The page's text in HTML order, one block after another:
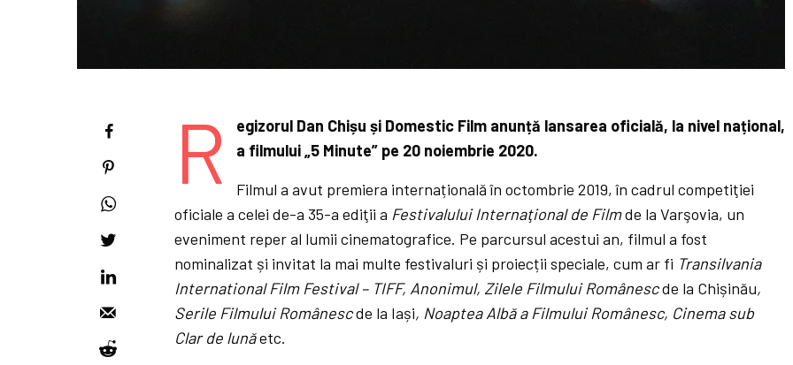
R
egizorul Dan Chișu și Domestic Film anunță lansarea oficială, la nivel național,
a filmului „5 Minute” pe 20 noiembrie 2020.
Filmul a avut premiera internațională în octombrie 2019, în cadrul competiţiei
oficiale a celei de-a 35-a ediţii a Festivalului Internaţional de Filmde la Varşovia, un
eveniment reper al lumii cinematografice. Pe parcursul acestui an, filmul a fost
nominalizat și invitat la mai multe festivaluri și proiecții speciale, cum ar fi Transilvania
International Film Festival – TIFF, Anonimul, Zilele Filmului Românescde la Chișinău,
Serile Filmului Românescde la Iași, Noaptea Albă a Filmului Românesc, Cinema sub
Clar de lunăetc.